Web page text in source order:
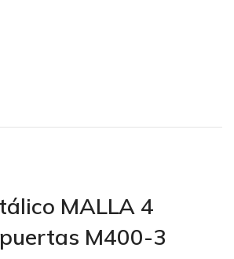
MALLA 4
M400-3